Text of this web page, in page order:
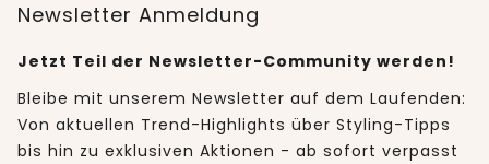
Newsletter Anmeldung
Jetzt Teil der Newsletter-Community werden!
Bleibe mit unserem Newsletter auf dem Laufenden:
Von aktuellen Trend-Highlights über Styling-Tipps
bis hin zu exklusiven Aktionen - ab sofort verpasst